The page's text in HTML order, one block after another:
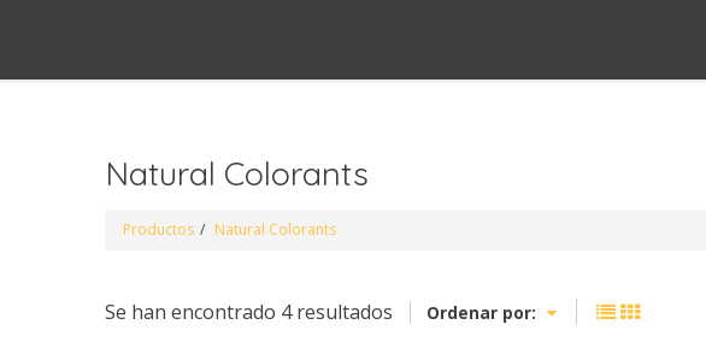
Natural Colorants
Productos Natural Colorants
Se han encontrado 4 resultados Ordenar por: